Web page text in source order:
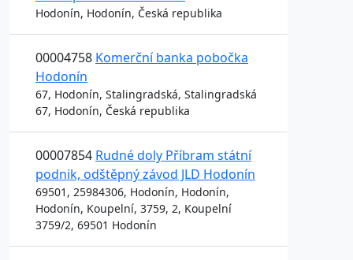
Hodonín, Hodonín, Česká republika
00004758 Komerční banka pobočka
Hodonín
67, Hodonín, Stalingradská, Stalingradská
67, Hodonín, Česká republika
00007854 Rudné doly Příbram státní
podnik, odštěpný závod JLD Hodonín
69501, 25984306, Hodonín, Hodonín,
Hodonín, Koupelní, 3759, 2, Koupelní
3759/2, 69501 Hodonín